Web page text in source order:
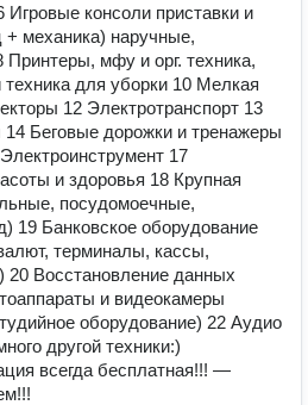
консоли приставки и
механика) наручные,
мфу и орг. техника,
для уборки 10 Мелкая
12 Электротранспорт 13
14 Беговые дорожки и тренажеры
17
и здоровья 18 Крупная
посудомоечные,
Банковское оборудование
терминалы, кассы,
20 Восстановление данных
и видеокамеры
оборудование) 22 Аудио
другой техники:)
всегда бесплатная!!! —